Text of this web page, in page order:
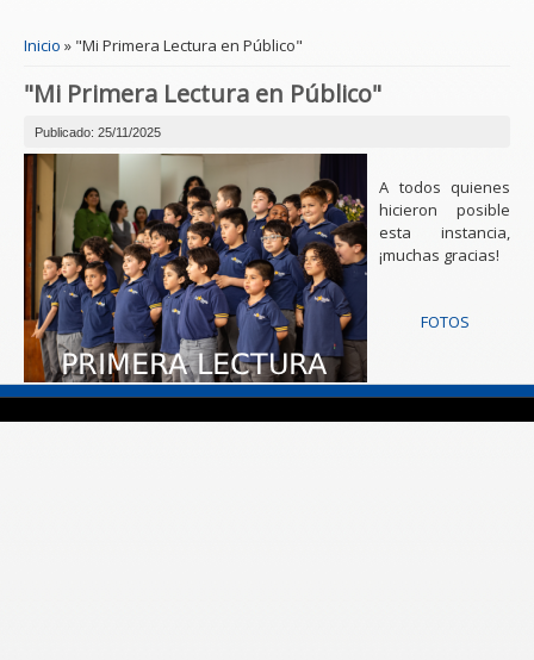
Inicio » "Mi Primera Lectura en Público"
"Mi Primera Lectura en Público"
Publicado: 25/11/2025
A todos quienes
hicieron posible
esta instancia,
¡muchas gracias!
FOTOS